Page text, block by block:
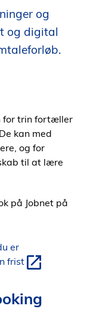
og
og digital
for trin fortæller
kan med
og for
til at lære
på Jobnet på
er
frist